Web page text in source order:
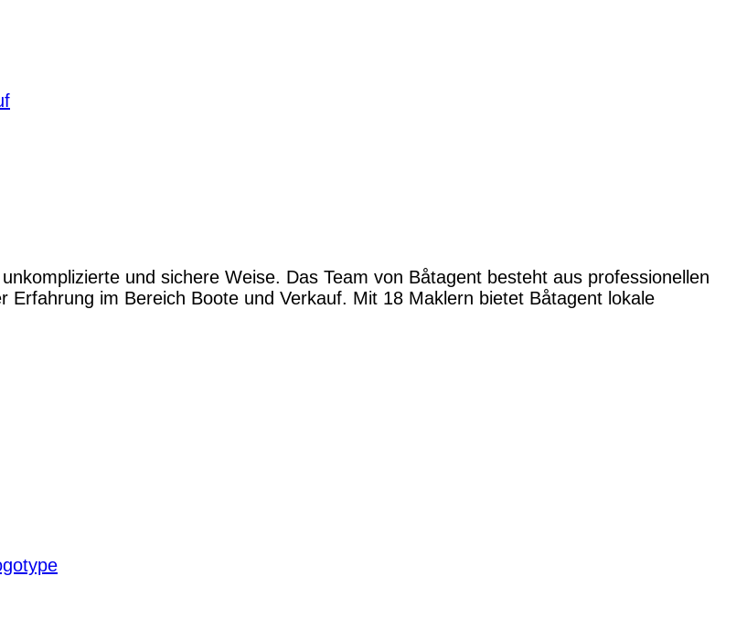
und sichere Weise. Das Team von Båtagent besteht aus professionellen
Erfahrung im Bereich Boote und Verkauf. Mit 18 Maklern bietet Båtagent lokale